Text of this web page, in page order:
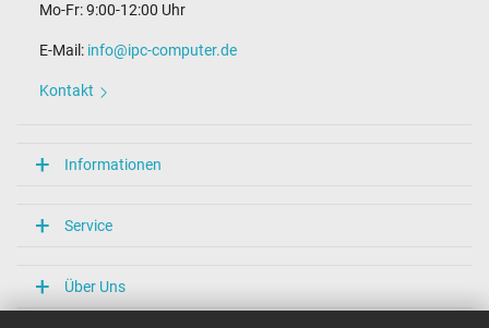
Mo-Fr: 9:00-12:00 Uhr
E-Mail: info@ipc-computer.de
Kontakt
Informationen
Service
Über Uns